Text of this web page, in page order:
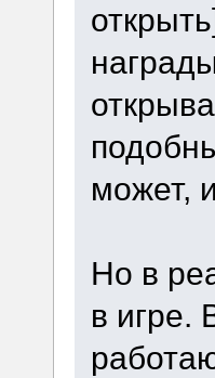
может,
Но в
в игре.